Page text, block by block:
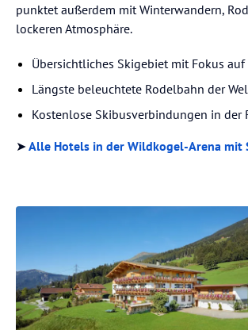
punktet außerdem mit Winterwandern,
lockeren Atmosphäre.
Übersichtliches Skigebiet mit Fokus
Längste beleuchtete Rodelbahn der
Kostenlose Skibusverbindungen in der
➤Alle Hotels in der Wildkogel-Arena mit